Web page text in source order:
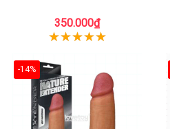
350.000₫
-14%